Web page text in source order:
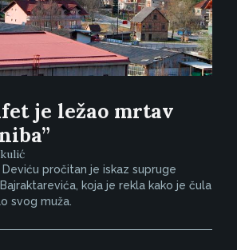
je ležao mrtav
Deviću pročitan je iskaz supruge
koja je rekla kako je čula
svog muža.